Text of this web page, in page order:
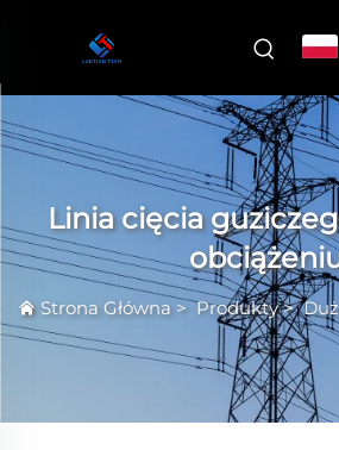
Linia cięcia
Strona Główna>Produkty>